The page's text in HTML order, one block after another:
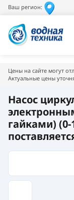
Ваш регион:
Цены на сайте могут
Актуальные цены
Насос
гайками) (0-